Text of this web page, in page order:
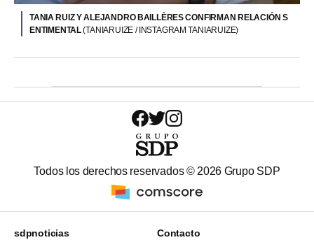
TANIA RUIZ Y ALEJANDRO BAILLÈRES CONFIRMAN RELACIÓN S
ENTIMENTAL(TANIARUIZE / INSTAGRAM TANIARUIZE)
Todos los derechos reservados © 2026 Grupo SDP
sdpnoticias Contacto